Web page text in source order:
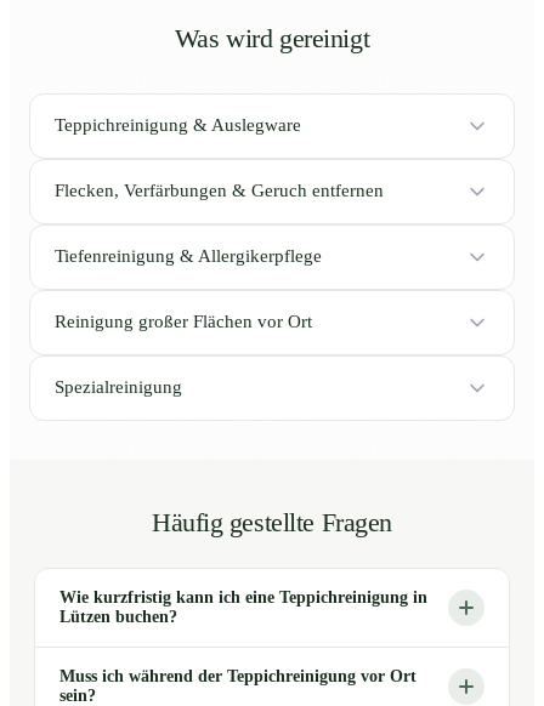
Was wird gereinigt
Teppichreinigung & Auslegware
Flecken, Verfärbungen & Geruch entfernen
Tiefenreinigung & Allergikerpflege
Reinigung großer Flächen vor Ort
Spezialreinigung
Häufig gestellte Fragen
Wie kurzfristig kann ich eine Teppichreinigung in
Lützen buchen?
Muss ich während der Teppichreinigung vor Ort
sein?